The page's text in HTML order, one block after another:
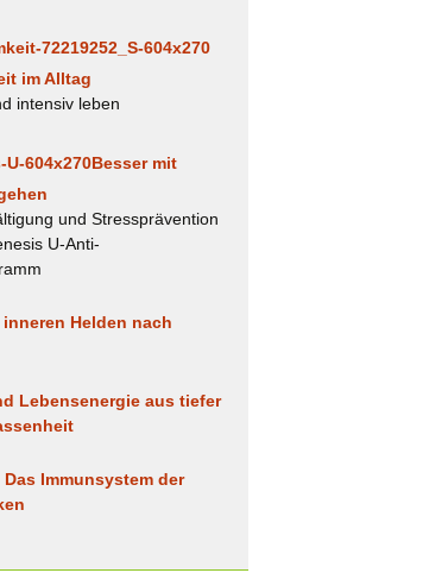
im Alltag
intensiv leben
Besser mit
und Stressprävention
U-Anti-
inneren Helden nach
Lebensenergie aus tiefer
Das Immunsystem der